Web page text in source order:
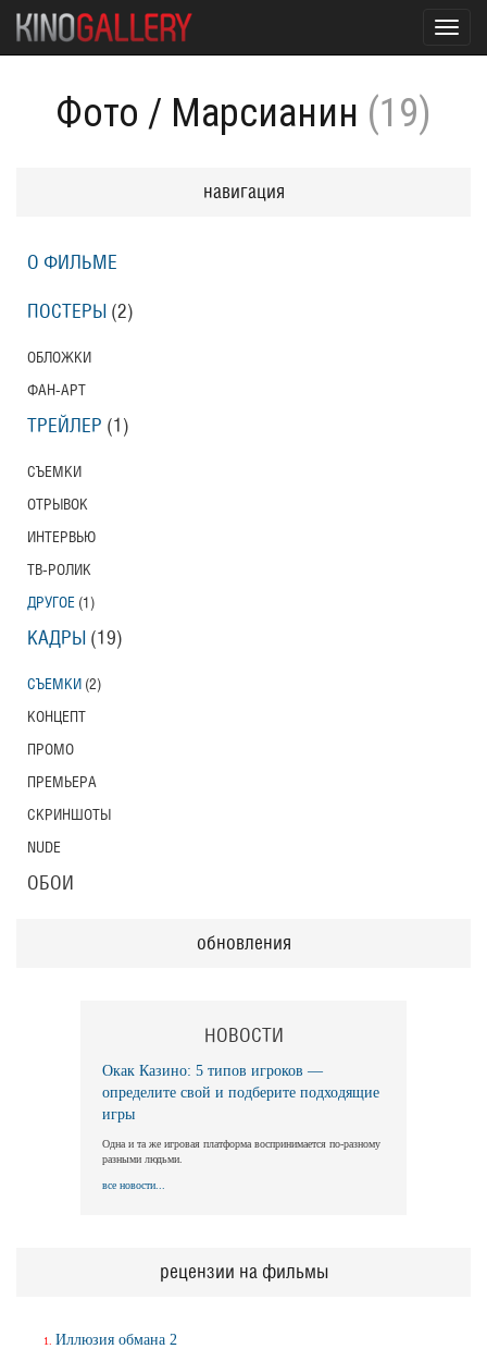
Фото / Марсианин (19)
навигация
О ФИЛЬМЕ
ПОСТЕРЫ (2)
ОБЛОЖКИ
ФАН-АРТ
ТРЕЙЛЕР (1)
СЪЕМКИ
ОТРЫВОК
ИНТЕРВЬЮ
ТВ-РОЛИК
ДРУГОЕ (1)
КАДРЫ (19)
СЪЕМКИ (2)
КОНЦЕПТ
ПРОМО
ПРЕМЬЕРА
СКРИНШОТЫ
NUDE
ОБОИ
обновления
НОВОСТИ
Окак Казино: 5 типов игроков —
определите свой и подберите подходящие
игры
Одна и та же игровая платформа воспринимается по-разному
разными людьми.
все новости...
рецензии на фильмы
Иллюзия обмана 2